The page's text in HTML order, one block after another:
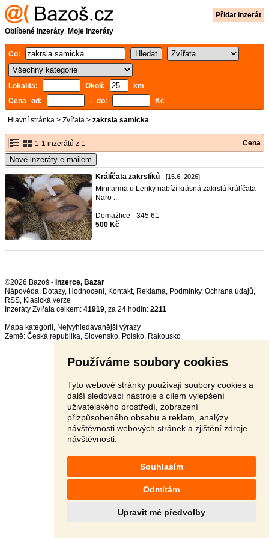
Používáme soubory cookies
Tyto webové stránky používají soubory cookies a
další sledovací nástroje s cílem vylepšení
uživatelského prostředí, zobrazení
přizpůsobeného obsahu a reklam, analýzy
návštěvnosti webových stránek a zjištění zdroje
návštěvnosti.
Souhlasím
Odmítám
Upravit mé předvolby
Přidat inzerát
Oblíbené inzeráty, Moje inzeráty
Co:
Lokalita: Okolí:
km
Cena od:
- do: Kč
Hlavní stránka > Zvířata > zakrsla samicka
1-1 inzerátů z 1 Cena
Nové inzeráty e-mailem
Králíčata zakrslíků - [15.6. 2026]
Minifarma u Lenky nabízí krásná zakrslá králíčata
Naro ...
Domažlice - 345 61
500 Kč
©2026 Bazoš - Inzerce, Bazar
Nápověda, Dotazy, Hodnocení, Kontakt, Reklama, Podmínky, Ochrana údajů,
RSS,
Inzeráty Zvířata celkem: 41919, za 24 hodin: 2211
Mapa kategorií, Nejvyhledávanější výrazy
Země: Česká republika, Slovensko, Polsko, Rakousko